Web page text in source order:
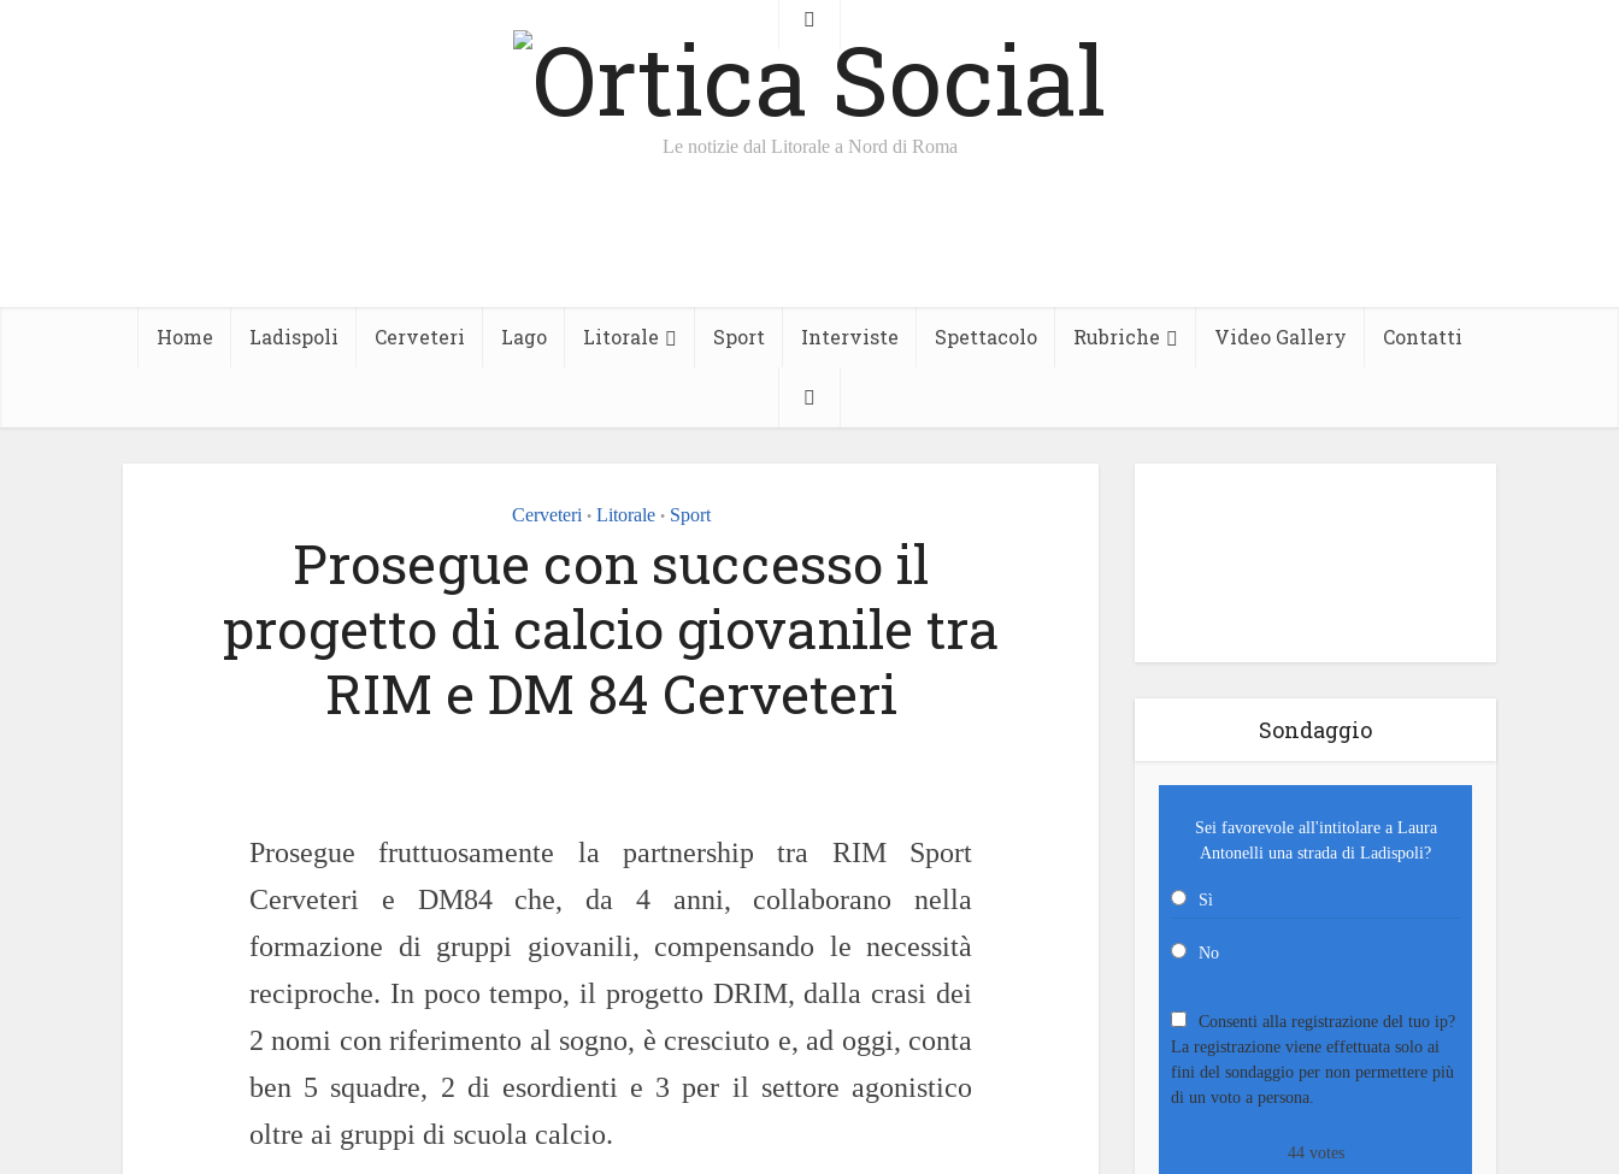
Le notizie dal Litorale a Nord di Roma
Home Ladispoli Cerveteri Lago Litorale Sport Interviste Spettacolo Rubriche Video Gallery Contatti
Cerveteri • Litorale • Sport
Prosegue con successo il
progetto di calcio giovanile tra
RIM e DM 84 Cerveteri
Prosegue fruttuosamente la partnership tra RIM Sport
Cerveteri e DM84 che, da 4 anni, collaborano nella
formazione di gruppi giovanili, compensando le necessità
reciproche. In poco tempo, il progetto DRIM, dalla crasi dei
2 nomi con riferimento al sogno, è cresciuto e, ad oggi, conta
ben 5 squadre, 2 di esordienti e 3 per il settore agonistico
oltre ai gruppi di scuola calcio.
Sondaggio
Sei favorevole all'intitolare a Laura
Antonelli una strada di Ladispoli?
Sì
No
Consenti alla registrazione del tuo ip?
La registrazione viene effettuata solo ai
fini del sondaggio per non permettere più
di un voto a persona.
44votes